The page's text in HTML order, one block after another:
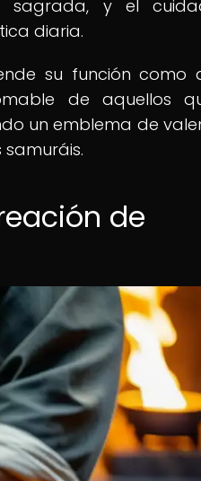
sagrada, y el
diaria.
su función como
de aquellos
un emblema de
de